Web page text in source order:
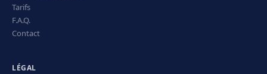
Tarifs
F.A.Q.
Contact
LÉGAL